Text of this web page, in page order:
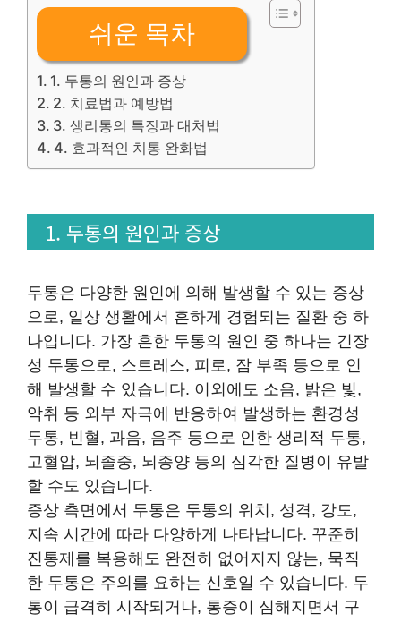
쉬운 목차
1. 두통의 원인과 증상
2. 치료법과 예방법
3. 생리통의 특징과 대처법
4. 효과적인 치통 완화법
1. 두통의 원인과 증상
두통은 다양한 원인에 의해 발생할 수 있는 증상
으로, 일상 생활에서 흔하게 경험되는 질환 중 하
나입니다. 가장 흔한 두통의 원인 중 하나는 긴장
성 두통으로, 스트레스, 피로, 잠 부족 등으로 인
해 발생할 수 있습니다. 이외에도 소음, 밝은 빛,
악취 등 외부 자극에 반응하여 발생하는 환경성
두통, 빈혈, 과음, 음주 등으로 인한 생리적 두통,
고혈압, 뇌졸중, 뇌종양 등의 심각한 질병이 유발
할 수도 있습니다.
증상 측면에서 두통은 두통의 위치, 성격, 강도,
지속 시간에 따라 다양하게 나타납니다. 꾸준히
진통제를 복용해도 완전히 없어지지 않는, 묵직
한 두통은 주의를 요하는 신호일 수 있습니다. 두
통이 급격히 시작되거나, 통증이 심해지면서 구